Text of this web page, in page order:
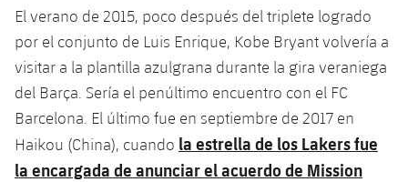
Palmarés
Femenino
Agenda
Actualidad
Jugadores
Calendario
Resultados
Hockey sobre hielo
plusicon
más
Actualidad
Calendario
Hockey hierba
plusicon
más
Noticias
Hockey Hierba Masculino
Patinaje artístico
plusicon
más
Actualidad
Escuela de Patinaje
El verano de 2015, poco después del triplete logrado
por el conjunto de Luis Enrique, Kobe Bryant volvería a
visitar a la plantilla azulgrana durante la gira veraniega
del Barça. Sería el penúltimo encuentro con el FC
Barcelona. El último fue en septiembre de 2017 en
Haikou (China), cuando la estrella de los Lakers fue
la encargada de anunciar el acuerdo de Mission